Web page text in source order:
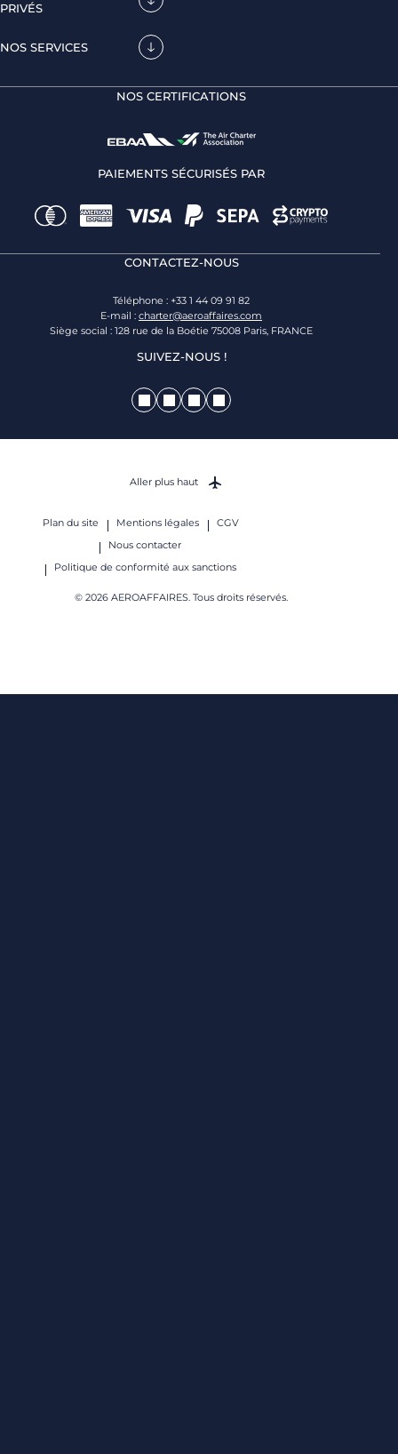
PRIVÉS
NOS SERVICES
NOS CERTIFICATIONS
PAIEMENTS SÉCURISÉS PAR
CONTACTEZ-NOUS
Téléphone : +33 1 44 09 91 82
E-mail : charter@aeroaffaires.com
Siège social : 128 rue de la Boétie 75008 Paris, FRANCE
SUIVEZ-NOUS !
Plan du site Mentions légales
CGV
Nous contacter
Politique de conformité aux sanctions
© 2026 AEROAFFAIRES. Tous droits réservés.
Aller plus haut